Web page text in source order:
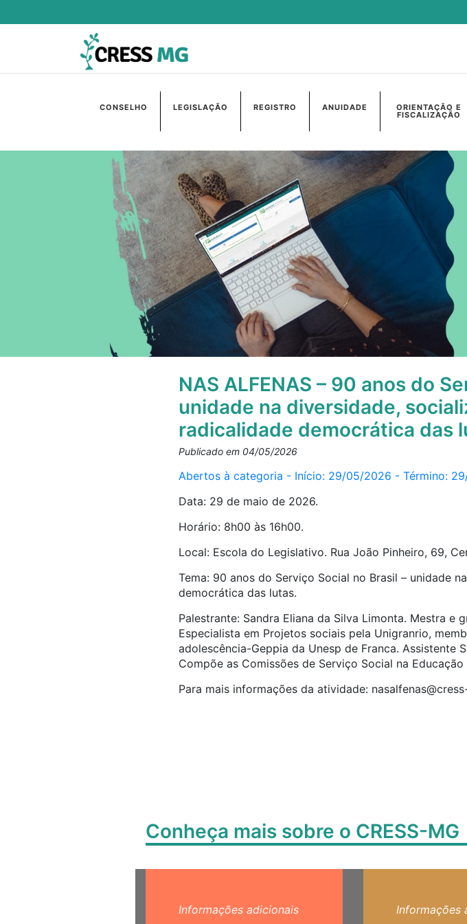
CONSELHO LEGISLAÇÃO REGISTRO ANUIDADE ORIENTAÇÃO E
FISCALIZAÇÃO
NAS ALFENAS – 90 anos do
unidade na diversidade,
radicalidade democrática das
Publicado em 04/05/2026
Abertos à categoria - Início: 29/05/2026 - Término:
Data: 29 de maio de 2026.
Horário: 8h00 às 16h00.
Local: Escola do Legislativo. Rua João Pinheiro, 69,
Tema: 90 anos do Serviço Social no Brasil – unidade
democrática das lutas.
Palestrante: Sandra Eliana da Silva Limonta. Mestra e
Especialista em Projetos sociais pela Unigranrio,
adolescência-Geppia da Unesp de Franca. Assistente
Compõe as Comissões de Serviço Social na
Para mais informações da atividade:
Conheça mais sobre o CRESS-MG
Informações adicionais Informações